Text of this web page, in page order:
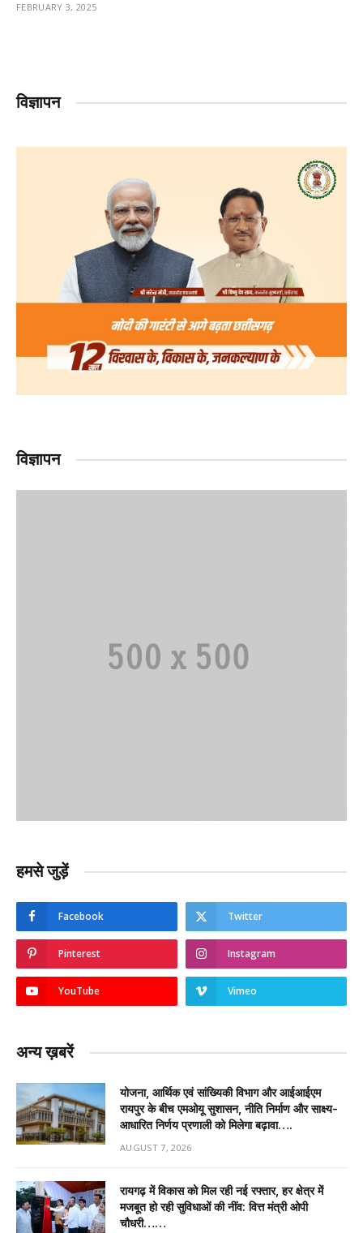
FEBRUARY 3, 2025
विज्ञापन
विज्ञापन
हमसे जुड़ें
Facebook Twitter
Pinterest Instagram
YouTube Vimeo
अन्य ख़बरें
योजना, आर्थिक एवं सांख्यिकी विभाग और आईआईएम
रायपुर के बीच एमओयू सुशासन, नीति निर्माण और साक्ष्य-
आधारित निर्णय प्रणाली को मिलेगा बढ़ावा….
AUGUST 7, 2026
रायगढ़ में विकास को मिल रही नई रफ्तार, हर क्षेत्र में
मजबूत हो रही सुविधाओं की नींव: वित्त मंत्री ओपी
चौधरी……